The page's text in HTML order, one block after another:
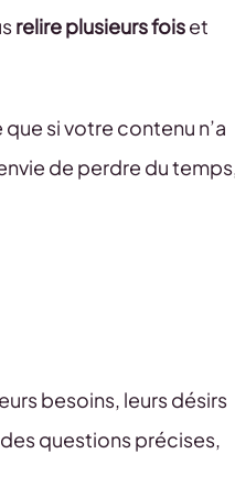
relire plusieurs foiset
si votre contenu n’a
de perdre du
besoins, leurs désirs
questions précises,